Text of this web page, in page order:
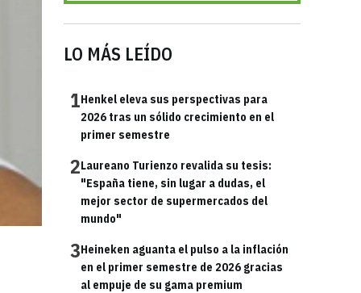
LO MÁS LEÍDO
1Henkel eleva sus perspectivas para
2026 tras un sólido crecimiento en el
primer semestre
2Laureano Turienzo revalida su tesis:
"España tiene, sin lugar a dudas, el
mejor sector de supermercados del
mundo"
3Heineken aguanta el pulso a la inflación
en el primer semestre de 2026 gracias
al empuje de su gama premium